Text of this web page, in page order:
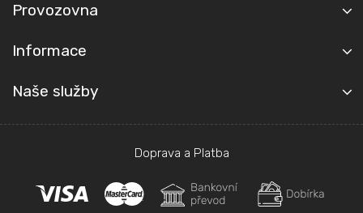
Provozovna
Informace
Naše služby
Doprava a Platba